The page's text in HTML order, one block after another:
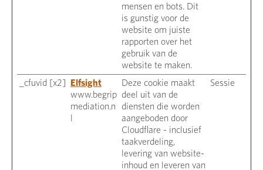
mensen en bots. Dit
is gunstig voor de
website om juiste
rapporten over het
gebruik van de
website te maken.
_cfuvid [x2]
Elfsight
www.begrip
mediation.n
Deze cookie maakt
deel uit van de
diensten die worden
aangeboden door
Cloudflare - inclusief
taakverdeling,
levering van website-
inhoud en leveren van
Sessie